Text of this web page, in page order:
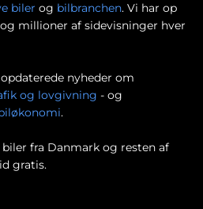
biler og bilbranchen. Vi har op
millioner af sidevisninger hver
nyheder om
og lovgivning - og
.
fra Danmark og resten af
gratis.